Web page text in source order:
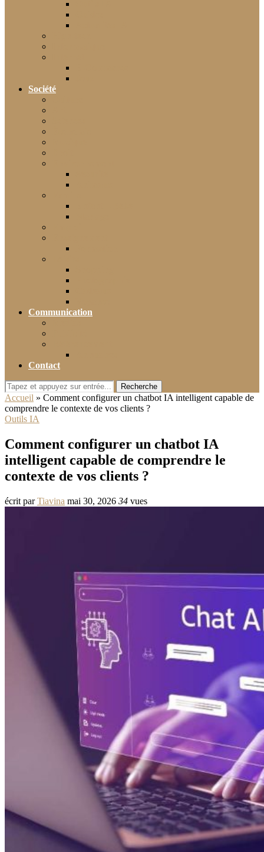
Société
Communication
Contact
Recherche
Accueil » Comment configurer un chatbot IA intelligent capable de
comprendre le contexte de vos clients ?
Outils IA
Comment configurer un chatbot IA
intelligent capable de comprendre le
contexte de vos clients ?
écrit parTiavina mai 30, 2026 34 vues